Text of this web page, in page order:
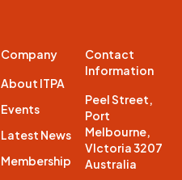
Company
About ITPA
Events
Latest News
Membership
Contact
Information
Peel Street,
Port
Melbourne,
VIctoria 3207
Australia